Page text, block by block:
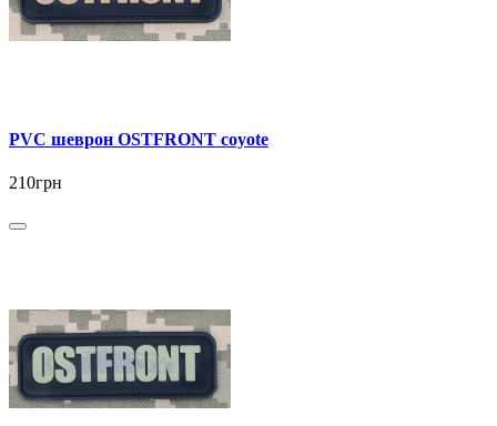
PVC шеврон OSTFRONT coyote
210грн